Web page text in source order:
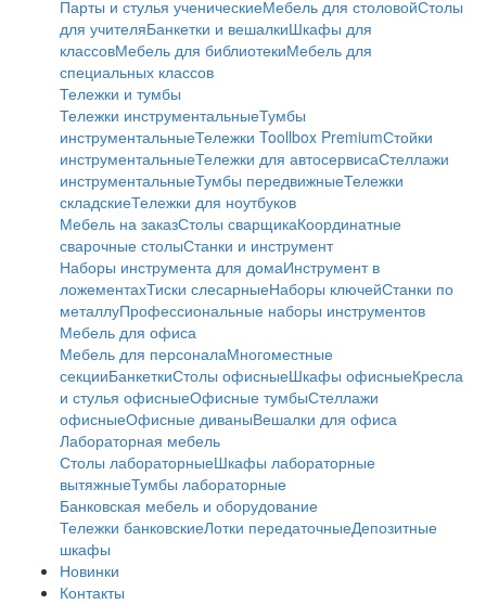
Парты и стулья ученическиеМебель для столовойСтолы
для учителяБанкетки и вешалкиШкафы для
классовМебель для библиотекиМебель для
специальных классов
Тележки и тумбы
Тележки инструментальныеТумбы
инструментальныеТележки Toollbox PremiumСтойки
инструментальныеТележки для автосервисаСтеллажи
инструментальныеТумбы передвижныеТележки
складскиеТележки для ноутбуков
Мебель на заказСтолы сварщикаКоординатные
сварочные столыСтанки и инструмент
Наборы инструмента для домаИнструмент в
ложементахТиски слесарныеНаборы ключейСтанки по
металлуПрофессиональные наборы инструментов
Мебель для офиса
Мебель для персоналаМногоместные
секцииБанкеткиСтолы офисныеШкафы офисныеКресла
и стулья офисныеОфисные тумбыСтеллажи
офисныеОфисные диваныВешалки для офиса
Лабораторная мебель
Столы лабораторныеШкафы лабораторные
вытяжныеТумбы лабораторные
Банковская мебель и оборудование
Тележки банковскиеЛотки передаточныеДепозитные
шкафы
Новинки
Контакты